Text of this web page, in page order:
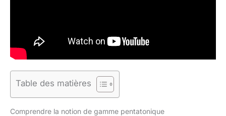
Table des matières
Comprendre la notion de gamme pentatonique